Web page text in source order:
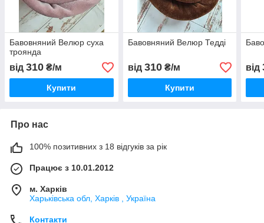
Бавовняний Велюр суха
троянда
від 310 ₴/м
Купити
Бавовняний Велюр Тедді
від 310₴/м
Купити
від
Про нас
100% позитивних з 18 відгуків за рік
Працює з 10.01.2012
м. Харків
Харьківська обл, Харків , Україна
Контакти